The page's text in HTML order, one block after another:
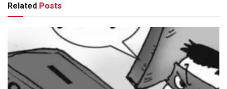
Related Posts